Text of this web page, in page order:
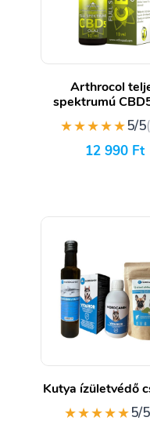
Arthrocol
spektrumú
★★★★★5/5
12 990 Ft
Kutya ízületvédő
★★★★★5/5